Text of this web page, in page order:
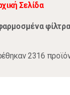
Σελίδα
2316